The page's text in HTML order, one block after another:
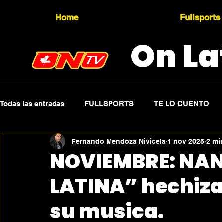
Home Fullsports
On
Todas las entradas FULLSPORTS TE LO CUENTO
Topicality PRESS RELEASE Press Sports
NOVIEMBRE:
LATINA”
su musica.
Fernando Mendoza Nivicela 1 nov 2025 2